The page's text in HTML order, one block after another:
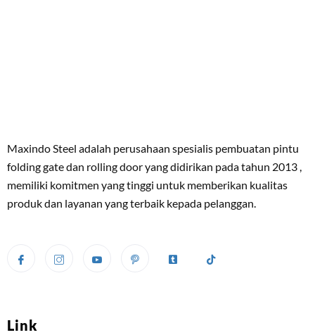
Maxindo Steel adalah perusahaan spesialis pembuatan pintu
folding gate dan rolling door yang didirikan pada tahun 2013 ,
memiliki komitmen yang tinggi untuk memberikan kualitas
produk dan layanan yang terbaik kepada pelanggan.
Link